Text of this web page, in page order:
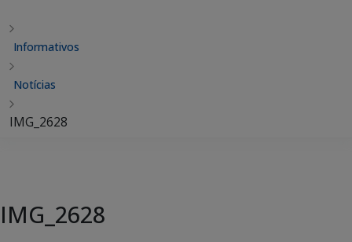
Informativos
Notícias
IMG_2628
IMG_2628